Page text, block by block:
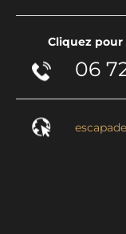
Cliquez pour
06